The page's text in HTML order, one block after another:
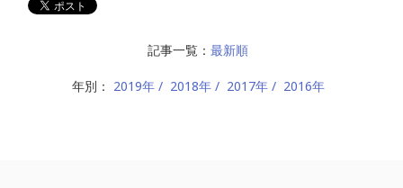
記事一覧： 最新順
年別： 2019年 2018年 2017年 2016年